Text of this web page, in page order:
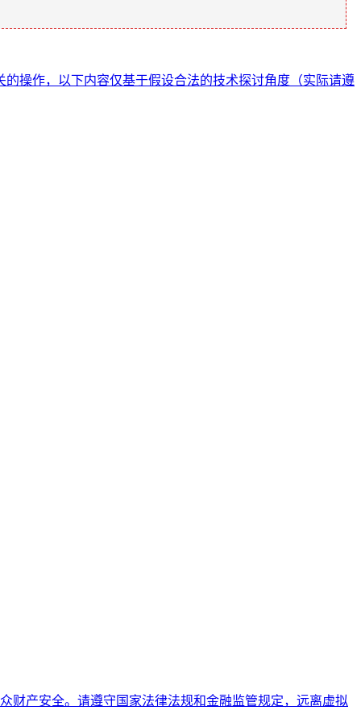
操作，以下内容仅基于假设合法的技术探讨角度（实际请遵
财产安全。请遵守国家法律法规和金融监管规定，远离虚拟